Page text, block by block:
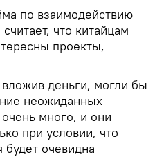
по взаимодействию
что китайцам
проекты,
деньги, могли бы
неожиданных
много, и они
при условии, что
будет очевидна